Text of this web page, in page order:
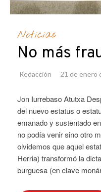
Noticias
No más
Redacción 21 de enero
Jon Iurrebaso Atutxa
del nuevo estatus o
emanado y sustentado
no podía venir sino otro
olvidemos que aquel
Herria) transformó la
burguesa (en clave